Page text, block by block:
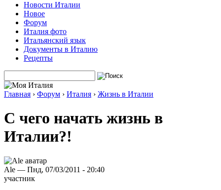
Новости Италии
Новое
Форум
Италия фото
Итальянский язык
Документы в Италию
Рецепты
Главная › Форум › Италия › Жизнь в Италии
С чего начать жизнь в
Италии?!
Ale — Пнд, 07/03/2011 - 20:40
участник